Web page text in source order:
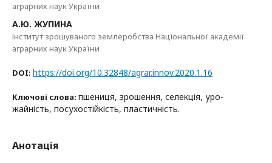
аграрних наук України
А.Ю. ЖУПИНА
Інститут зрошуваного землеробства Національної академії
аграрних наук України
DOI: https://doi.org/10.32848/agrar.innov.2020.1.16
Ключові слова: пшениця, зрошення, селекція, уро-
жайність, посухостійкість, пластичність.
Анотація